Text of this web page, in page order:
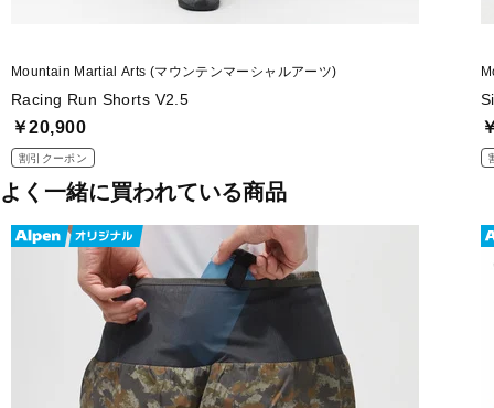
本体:ポリエステル100%(Dot Air(R))
別布:ポリエステル100%
ライナー:ポリエステル87%・ポリウレタン13%
メッシュ:ナイロン90%・ポリウレタン10%
■生産国:日本
■2026年モデル
■メーカー型番：MMA23-XX
Mountain Martial Arts (マウンテンマーシャルアーツ)
Racing Run Shorts V2.5
￥20,900
割引クーポン
よく一緒に買われている商品